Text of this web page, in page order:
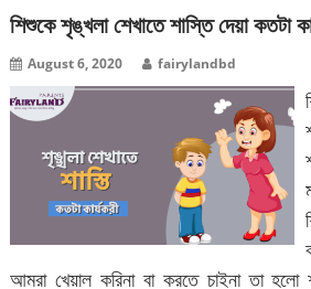
শিশুকে শৃঙ্খলা শেখাতে শাস্তি দেয়া কতটা
August 6, 2020 fairylandbd
আমরা খেয়াল করিনা বা করতে চাইনা তা